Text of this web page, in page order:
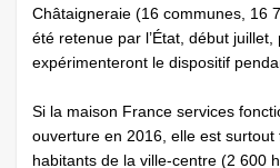
Châtaigneraie (16 communes, 16
été retenue par l’État, début
expérimenteront le dispositif
Si la maison France services
ouverture en 2016, elle est
habitants de la ville-centre (2 600